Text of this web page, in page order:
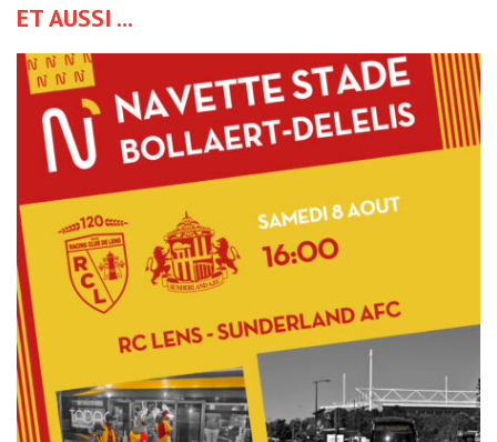
ENVOYER CE CONTENU PAR EMAIL :
https://www.artois-mobilites.fr/cassel-psg-artois-mobilites-met-
en-place-une-navette-gratuite-comme-pour-les-matchs-du-rcl/
ET AUSSI ...